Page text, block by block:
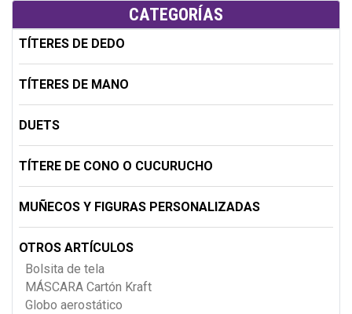
CATEGORÍAS
TÍTERES DE DEDO
TÍTERES DE MANO
DUETS
TÍTERE DE CONO O CUCURUCHO
MUÑECOS Y FIGURAS PERSONALIZADAS
OTROS ARTÍCULOS
Bolsita de tela
MÁSCARA Cartón Kraft
Globo aerostático